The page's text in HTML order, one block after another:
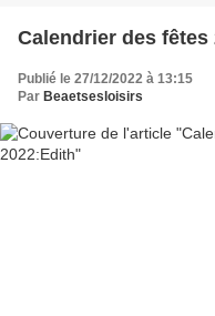
Calendrier des fêtes
Publié le 27/12/2022 à 13:15
Par Beaetsesloisirs